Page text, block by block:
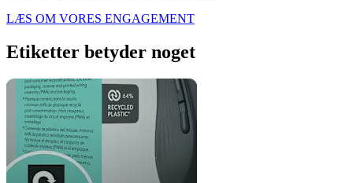
LÆS OM VORES ENGAGEMENT
Etiketter betyder noget